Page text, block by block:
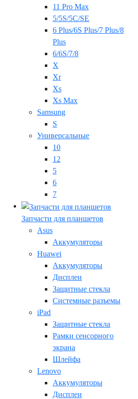
11 Pro Max
5/5S/5C/SE
6 Plus/6S Plus/7 Plus/8
Plus
6/6S/7/8
X
Xr
Xs
Xs Max
Samsung
S
Универсальные
10
12
5
6
7
Запчасти для планшетов
Asus
Аккумуляторы
Huawei
Аккумуляторы
Дисплеи
Защитные стекла
Системные разъемы
iPad
Защитные стекла
Рамки сенсорного
экрана
Шлейфа
Lenovo
Аккумуляторы
Дисплеи